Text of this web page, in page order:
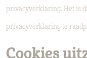
privacyverklaring. Het is
privacyverklaring te
Cookies